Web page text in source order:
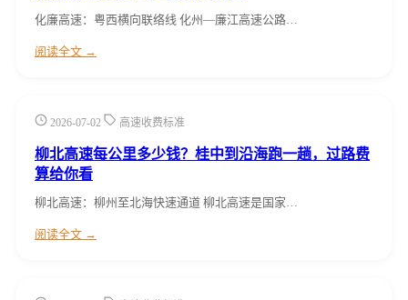
化廉高速：粤西横向联络线 化州—廉江高速公路…
阅读全文 →
2026-07-02 高速收费标准
柳北高速每公里多少钱？桂中到沿海跑一趟，过路费
算给你看
柳北高速：柳州至北海快速通道 柳北高速是国家…
阅读全文 →